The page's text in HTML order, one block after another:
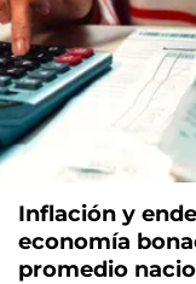
Inflación y
economía
promedio